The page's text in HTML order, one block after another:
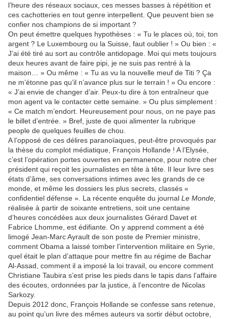
l’heure des réseaux sociaux, ces messes basses à répétition et
ces cachotteries en tout genre interpellent. Que peuvent bien se
confier nos champions de si important ?
On peut émettre quelques hypothèses : « Tu le places où, toi, ton
argent ? Le Luxembourg ou la Suisse, faut oublier ! » Ou bien : «
J’ai été tiré au sort au contrôle antidopage. Moi qui mets toujours
deux heures avant de faire pipi, je ne suis pas rentré à la
maison… » Ou même : « Tu as vu la nouvelle meuf de Titi ? Ça
ne m’étonne pas qu’il n’avance plus sur le terrain ! » Ou encore :
« J’ai envie de changer d’air. Peux-tu dire à ton entraîneur que
mon agent va le contacter cette semaine. » Ou plus simplement :
« Ce match m’endort. Heureusement pour nous, on ne paye pas
le billet d’entrée. » Bref, juste de quoi alimenter la rubrique
people de quelques feuilles de chou.
A l’opposé de ces délires paranoïaques, peut-être provoqués par
la thèse du complot médiatique, François Hollande ! A l’Elysée,
c’est l’opération portes ouvertes en permanence, pour notre cher
président qui reçoit les journalistes en tête à tête. Il leur livre ses
états d’âme, ses conversations intimes avec les grands de ce
monde, et même les dossiers les plus secrets, classés «
confidentiel défense ». La récente enquête du journal Le Monde,
réalisée à partir de soixante entretiens, soit une centaine
d’heures concédées aux deux journalistes Gérard Davet et
Fabrice Lhomme, est édifiante. On y apprend comment a été
limogé Jean-Marc Ayrault de son poste de Premier ministre,
comment Obama a laissé tomber l’intervention militaire en Syrie,
quel était le plan d’attaque pour mettre fin au régime de Bachar
Al-Assad, comment il a imposé la loi travail, ou encore comment
Christiane Taubira s’est prise les pieds dans le tapis dans l’affaire
des écoutes, ordonnées par la justice, à l’encontre de Nicolas
Sarkozy.
Depuis 2012 donc, François Hollande se confesse sans retenue,
au point qu’un livre des mêmes auteurs va sortir début octobre,